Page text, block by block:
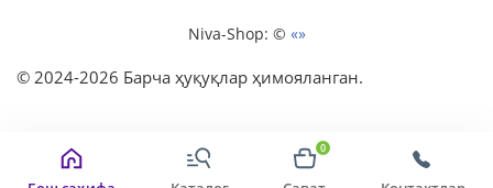
© 2024-2026 Барча ҳуқуқлар ҳимояланган.
Niva-Shop: © «»
0